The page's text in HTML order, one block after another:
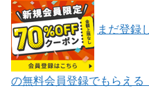
まだ登録
の無料会員登録でもらえる